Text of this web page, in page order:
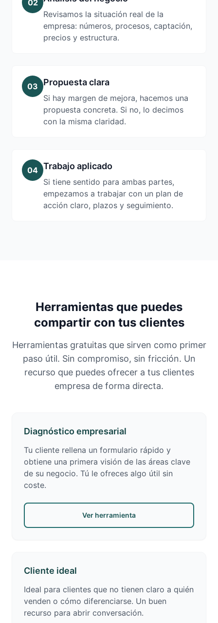
02
Revisamos la situación real de la
empresa: números, procesos, captación,
precios y estructura.
03 Propuesta clara
Si hay margen de mejora, hacemos una
propuesta concreta. Si no, lo decimos
con la misma claridad.
04 Trabajo aplicado
Si tiene sentido para ambas partes,
empezamos a trabajar con un plan de
acción claro, plazos y seguimiento.
Herramientas que puedes
compartir con tus clientes
Herramientas gratuitas que sirven como primer
paso útil. Sin compromiso, sin fricción. Un
recurso que puedes ofrecer a tus clientes
empresa de forma directa.
Diagnóstico empresarial
Tu cliente rellena un formulario rápido y
obtiene una primera visión de las áreas clave
de su negocio. Tú le ofreces algo útil sin
coste.
Ver herramienta
Cliente ideal
Ideal para clientes que no tienen claro a quién
venden o cómo diferenciarse. Un buen
recurso para abrir conversación.